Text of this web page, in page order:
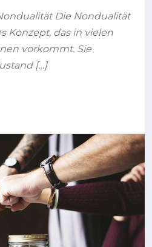
Die Nondualität
Konzept, das in vielen
vorkommt. Sie
[…]